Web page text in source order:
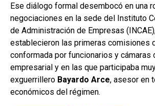
Ese diálogo formal desembocó en una
negociaciones en la sede del Instituto
de Administración de Empresas
establecieron las primeras comisiones
conformada por funcionarios y cámaras
empresarial y en las que participaba
exguerrillero Bayardo Arce, asesor en
económicos del régimen.